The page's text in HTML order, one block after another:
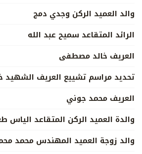
والد العميد الركن وجدي دمج
الرائد المتقاعد سميح عبد الله
العريف خالد مصطفى
تحديد مراسم تشييع العريف
العريف محمد جوني
والدة العميد الركن المتقاعد الياس
والد زوجة العميد المهندس محمد